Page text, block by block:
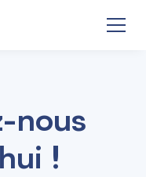
nous
!